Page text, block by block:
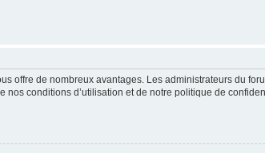
offre de nombreux avantages. Les administrateurs du
conditions d’utilisation et de notre politique de